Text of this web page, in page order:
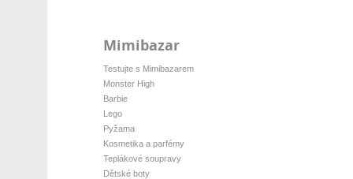
Mimibazar
Testujte s Mimibazarem
Monster High
Barbie
Lego
Pyžama
Kosmetika a parfémy
Teplákové soupravy
Dětské boty